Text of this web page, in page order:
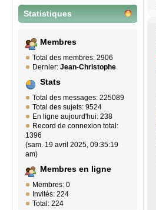
Statistiques
Membres
Total des membres: 2906
Dernier: Jean-Christophe
Stats
Total des messages: 225089
Total des sujets: 9524
En ligne aujourd'hui: 238
Record de connexion total:
1396
(sam. 19 avril 2025, 09:35:19
am)
Membres en ligne
Membres: 0
Invités: 224
Total: 224